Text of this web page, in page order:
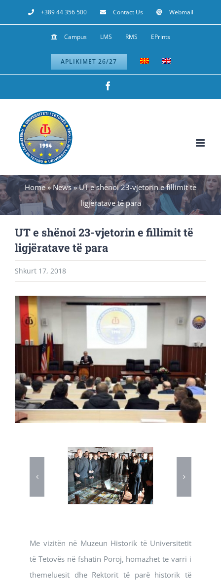
to
+389 44 356 500 Contact Us Webmail
Campus LMS RMS EPrints
APLIKIMET 26/27
Home»News»UT e shënoi 23-vjetorin e fillimit të
ligjëratave të para
UT e shënoi 23-vjetorin e fillimit të
ligjëratave të para
Shkurt 17, 2018
View
Larger
Image
Me vizitën në Muzeun Historik të Universitetit
të Tetovës në fshatin Poroj, homazhet te varri i
themeluesit dhe Rektorit të parë historik të